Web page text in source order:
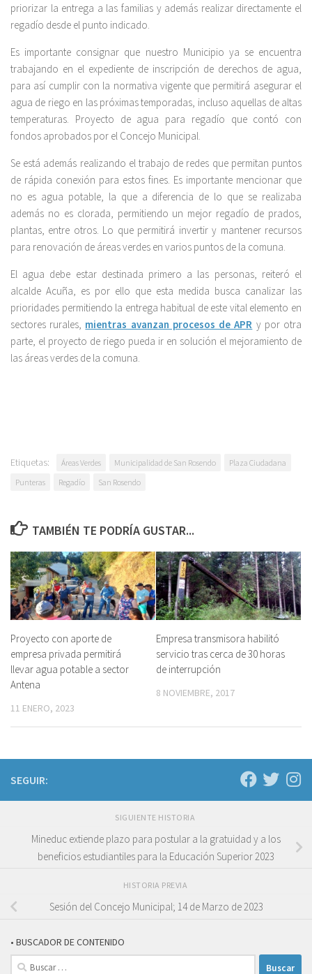
priorizar la entrega a las familias y además realizar directamente el
regadío desde el punto indicado.
Es importante consignar que nuestro Municipio ya se encuentra
trabajando en el expediente de inscripción de derechos de agua,
para así cumplir con la normativa vigente que permitirá asegurar el
agua de riego en las próximas temporadas, incluso aquellas de altas
temperaturas. Proyecto de agua para regadío que contó con
fondos aprobados por el Concejo Municipal.
Se está además realizando el trabajo de redes que permitan puntos
de rápida conexión para estos fines. Es importante mencionar que
no es agua potable, la que a diferencia de lo que se realizaba
además no es clorada, permitiendo un mejor regadío de prados,
plantas, entre otros. Lo que permitirá invertir y mantener recursos
para renovación de áreas verdes en varios puntos de la comuna.
El agua debe estar destinada primero a las personas, reiteró el
alcalde Acuña, es por ello que esta medida busca canalizar las
prioridades permitiendo la entrega habitual de este vital elemento en
sectores rurales, mientras avanzan procesos de APR y por otra
parte, el proyecto de riego pueda ir en solución el mejoramiento de
las áreas verdes de la comuna.
Etiquetas: Áreas Verdes Municipalidad de San Rosendo
Plaza Ciudadana
Punteras
Regadío San Rosendo
TAMBIÉN TE PODRÍA GUSTAR...
Proyecto con aporte de
empresa privada permitirá
llevar agua potable a sector
Antena
11 ENERO, 2023
Empresa transmisora habilitó
servicio tras cerca de 30 horas
de interrupción
8 NOVIEMBRE, 2017
SEGUIR:
SIGUIENTE HISTORIA
Mineduc extiende plazo para postular a la gratuidad y a los
beneficios estudiantiles para la Educación Superior 2023
HISTORIA PREVIA
Sesión del Concejo Municipal; 14 de Marzo de 2023
• BUSCADOR DE CONTENIDO
Buscar: